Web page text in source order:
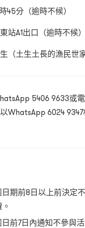
45分（逾時不候）
站A1出口（逾時不候）
（土生土長的漁民世家
5406 9633或
WhatsApp 6024
期前8日以上前決定
前7日內通知不參與